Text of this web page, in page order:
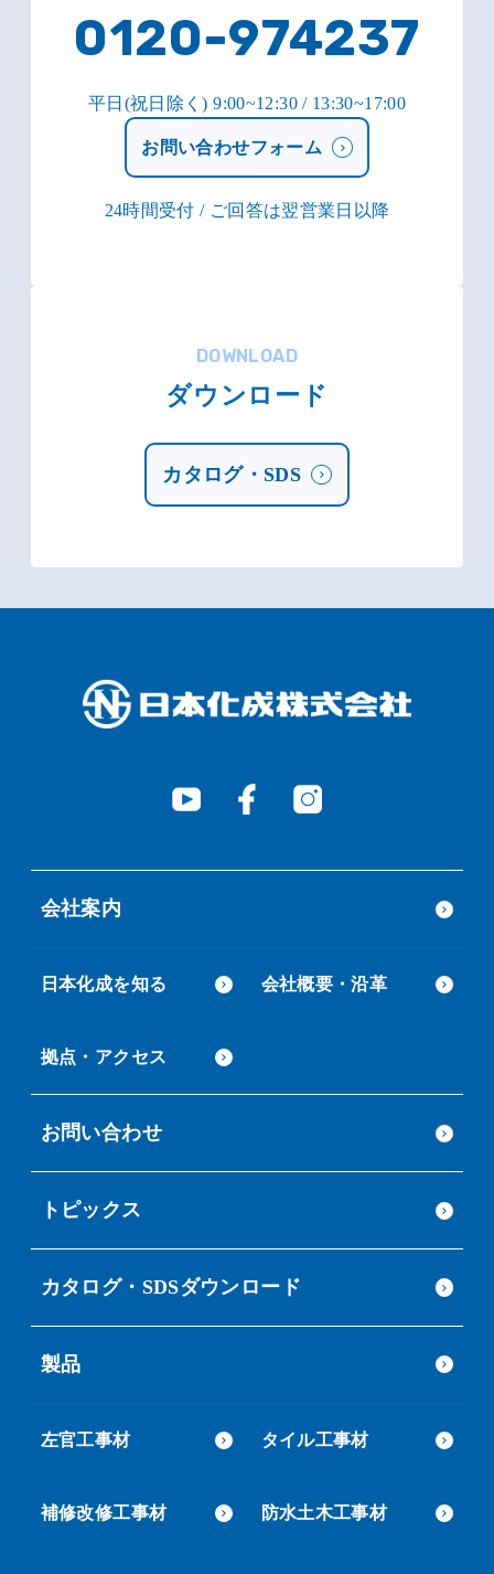
0120-974237
平日(祝日除く) 9:00~12:30 / 13:30~17:00
お問い合わせフォーム
24時間受付 / ご回答は翌営業日以降
DOWNLOAD
ダウンロード
カタログ・SDS
会社案内
日本化成を知る 会社概要・沿革
拠点・アクセス
お問い合わせ
トピックス
カタログ・SDSダウンロード
製品
左官工事材 タイル工事材
補修改修工事材 防水土木工事材